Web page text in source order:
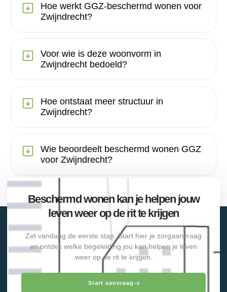
Hoe werkt GGZ-beschermd wonen voor
Zwijndrecht?
Voor wie is deze woonvorm in
Zwijndrecht bedoeld?
Hoe ontstaat meer structuur in
Zwijndrecht?
Wie beoordeelt beschermd wonen GGZ
voor Zwijndrecht?
Beschermd wonen kan je helpen jouw
leven weer op de rit te krijgen
Zet vandaag de eerste stap. Start hier je zorgaanvraag
en ontdek welke begeleiding jou kan helpen je leven
weer op de rit te krijgen.
Start aanvraag